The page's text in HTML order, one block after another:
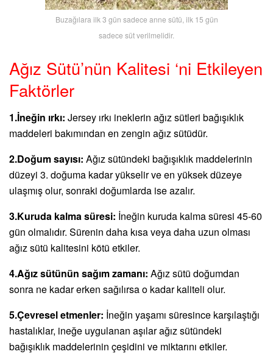
Buzağılara ilk 3 gün sadece anne sütü, ilk 15 gün
sadece süt verilmelidir.
Ağız Sütü’nün Kalitesi ‘ni Etkileyen
Faktörler
1.İneğin ırkı: Jersey ırkı ineklerin ağız sütleri bağışıklık
maddeleri bakımından en zengin ağız sütüdür.
2.Doğum sayısı: Ağız sütündeki bağışıklık maddelerinin
düzeyi 3. doğuma kadar yükselir ve en yüksek düzeye
ulaşmış olur, sonraki doğumlarda ise azalır.
3.Kuruda kalma süresi: İneğin kuruda kalma süresi 45-60
gün olmalıdır. Sürenin daha kısa veya daha uzun olması
ağız sütü kalitesini kötü etkiler.
4.Ağız sütünün sağım zamanı: Ağız sütü doğumdan
sonra ne kadar erken sağılırsa o kadar kaliteli olur.
5.Çevresel etmenler: İneğin yaşamı süresince karşılaştığı
hastalıklar, ineğe uygulanan aşılar ağız sütündeki
bağışıklık maddelerinin çeşidini ve miktarını etkiler.